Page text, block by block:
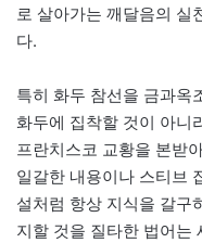
로 살아가는 깨달음의 실
다.
특히 화두 참선을 금과옥
화두에 집착할 것이 아니
프란치스코 교황을 본받
일갈한 내용이나 스티브
설처럼 항상 지식을 갈구
지할 것을 질타한 법어는